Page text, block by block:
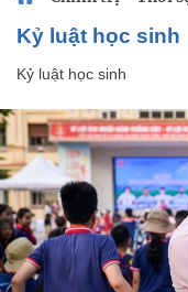
Kỷ luật học sinh
Kỷ luật học sinh